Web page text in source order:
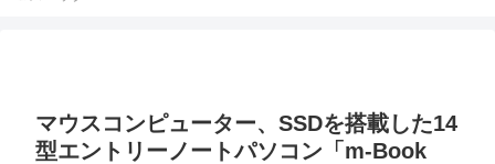
マウスコンピューター、SSDを搭載した14
型エントリーノートパソコン「m-Book